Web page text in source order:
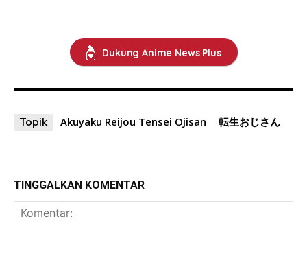
Dukung Anime News Plus
Topik Akuyaku Reijou Tensei Ojisan 転生おじさん
TINGGALKAN KOMENTAR